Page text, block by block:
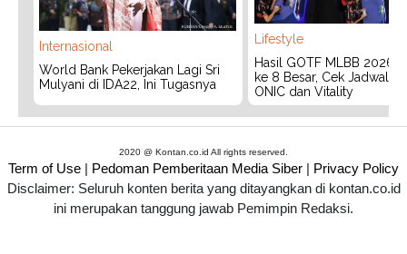
Internasional
World Bank Pekerjakan Lagi Sri
Mulyani di IDA22, Ini Tugasnya
Lifestyle
Hasil GOTF MLBB 2026:
ke 8 Besar, Cek Jadwal
ONIC dan Vitality
2020 @ Kontan.co.id All rights reserved.
Term of Use | Pedoman Pemberitaan Media Siber | Privacy Policy
Disclaimer: Seluruh konten berita yang ditayangkan di kontan.co.id
ini merupakan tanggung jawab Pemimpin Redaksi.